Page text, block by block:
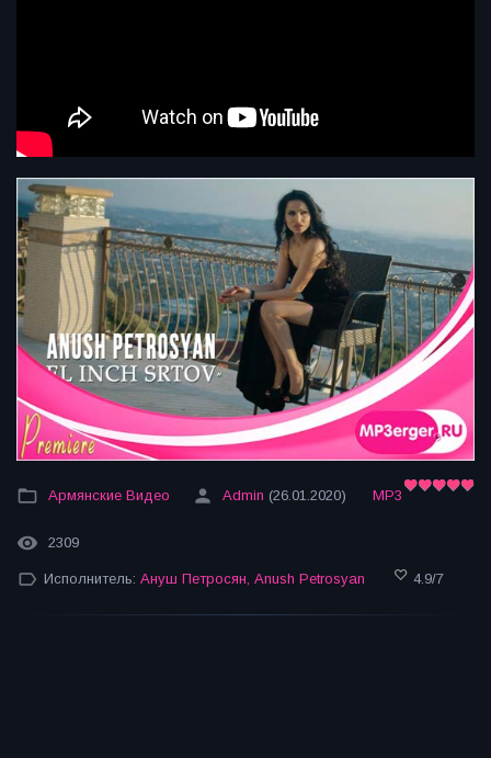
Армянские Видео Admin (26.01.2020) MP3
2309
Исполнитель: Ануш Петросян Anush Petrosyan 4.9/7